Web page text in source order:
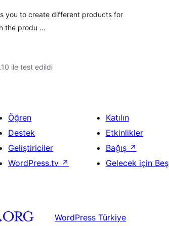
you to create different products for
the produ …
ile test edildi
Öğren
Destek
Geliştiriciler
WordPress.tv ↗
Katılın
Etkinlikler
Bağış ↗
Gelecek için Beş
WordPress Türkiye